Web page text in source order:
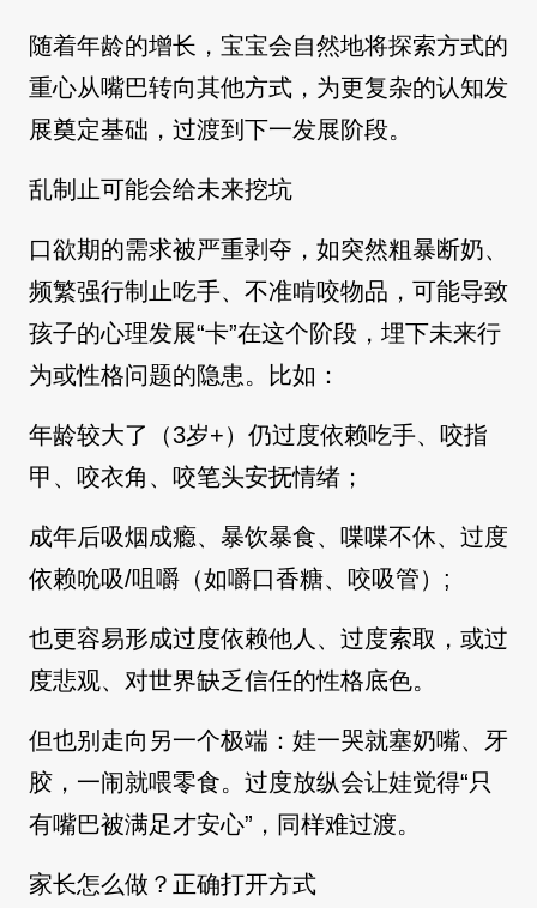
随着年龄的增长，宝宝会自然地将探索方式的
重心从嘴巴转向其他方式，为更复杂的认知发
展奠定基础，过渡到下一发展阶段。
乱制止可能会给未来挖坑
口欲期的需求被严重剥夺，如突然粗暴断奶、
频繁强行制止吃手、不准啃咬物品，可能导致
孩子的心理发展“卡”在这个阶段，埋下未来行
为或性格问题的隐患。比如：
年龄较大了（3岁+）仍过度依赖吃手、咬指
甲、咬衣角、咬笔头安抚情绪；
成年后吸烟成瘾、暴饮暴食、喋喋不休、过度
依赖吮吸/咀嚼（如嚼口香糖、咬吸管）;
也更容易形成过度依赖他人、过度索取，或过
度悲观、对世界缺乏信任的性格底色。
但也别走向另一个极端：娃一哭就塞奶嘴、牙
胶，一闹就喂零食。过度放纵会让娃觉得“只
有嘴巴被满足才安心”，同样难过渡。
家长怎么做？正确打开方式